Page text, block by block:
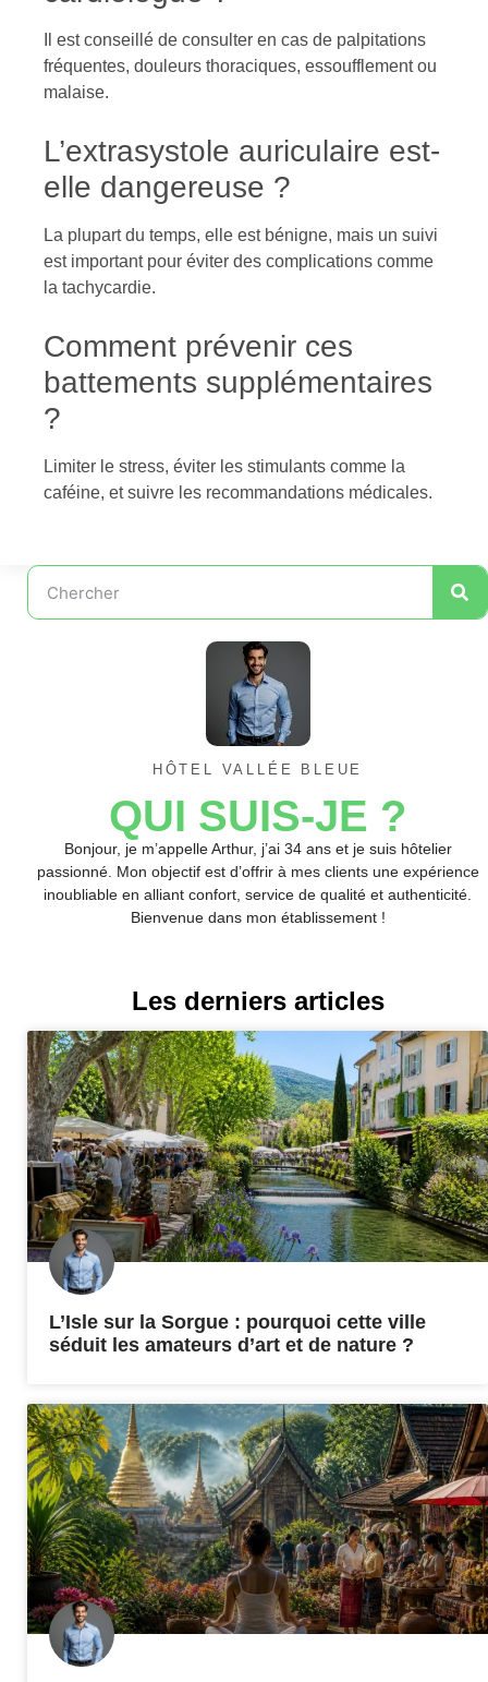
Il est conseillé de consulter en cas de palpitations
fréquentes, douleurs thoraciques, essoufflement ou
malaise.
L’extrasystole auriculaire est-
elle dangereuse ?
La plupart du temps, elle est bénigne, mais un suivi
est important pour éviter des complications comme
la tachycardie.
Comment prévenir ces
battements supplémentaires
?
Limiter le stress, éviter les stimulants comme la
caféine, et suivre les recommandations médicales.
HÔTEL VALLÉE BLEUE
QUI SUIS-JE ?
Bonjour, je m’appelle Arthur, j’ai 34 ans et je suis hôtelier
passionné. Mon objectif est d’offrir à mes clients une expérience
inoubliable en alliant confort, service de qualité et authenticité.
Bienvenue dans mon établissement !
Les derniers articles
L’Isle sur la Sorgue : pourquoi cette ville
séduit les amateurs d’art et de nature ?